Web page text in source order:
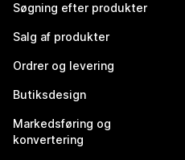
Søgning efter produkter
Salg af produkter
Ordrer og levering
Butiksdesign
Markedsføring og
konvertering